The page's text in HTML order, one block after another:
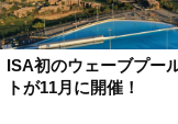
ISA初のウェーブプー
トが11月に開催！